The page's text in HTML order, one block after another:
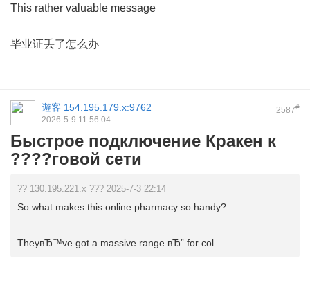
This rather valuable message
毕业证丢了怎么办
2587#
遊客 154.195.179.x:9762
2026-5-9 11:56:04
Быстрое подключение Кракен к
????говой сети
?? 130.195.221.x ??? 2025-7-3 22:14
So what makes this online pharmacy so handy?
TheyвЂ™ve got a massive range вЂ” for col ...